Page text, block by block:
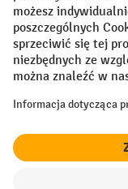
Regulamin
Oświadczenie o
Ustawienia
All prices excl. VAT plus
if not stated otherwise.